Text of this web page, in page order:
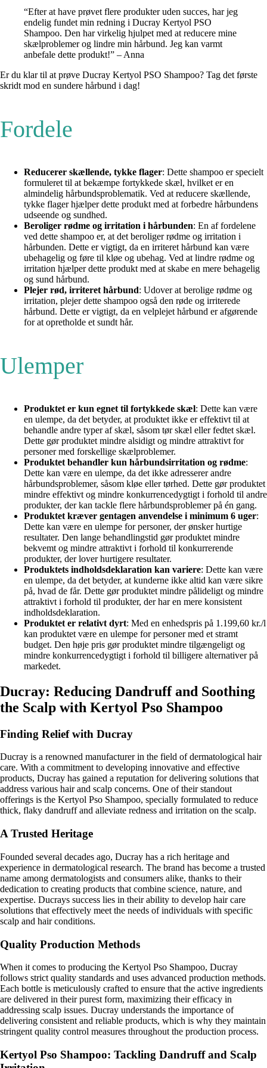
“Efter at have prøvet flere produkter uden succes, har jeg
endelig fundet min redning i Ducray Kertyol PSO
Shampoo. Den har virkelig hjulpet med at reducere mine
skælproblemer og lindre min hårbund. Jeg kan varmt
anbefale dette produkt!” – Anna
Er du klar til at prøve Ducray Kertyol PSO Shampoo? Tag det første
skridt mod en sundere hårbund i dag!
Fordele
Reducerer skællende, tykke flager: Dette shampoo er specielt
formuleret til at bekæmpe fortykkede skæl, hvilket er en
almindelig hårbundsproblematik. Ved at reducere skællende,
tykke flager hjælper dette produkt med at forbedre hårbundens
udseende og sundhed.
Beroliger rødme og irritation i hårbunden: En af fordelene
ved dette shampoo er, at det beroliger rødme og irritation i
hårbunden. Dette er vigtigt, da en irriteret hårbund kan være
ubehagelig og føre til kløe og ubehag. Ved at lindre rødme og
irritation hjælper dette produkt med at skabe en mere behagelig
og sund hårbund.
Plejer rød, irriteret hårbund: Udover at berolige rødme og
irritation, plejer dette shampoo også den røde og irriterede
hårbund. Dette er vigtigt, da en velplejet hårbund er afgørende
for at opretholde et sundt hår.
Ulemper
Produktet er kun egnet til fortykkede skæl: Dette kan være
en ulempe, da det betyder, at produktet ikke er effektivt til at
behandle andre typer af skæl, såsom tør skæl eller fedtet skæl.
Dette gør produktet mindre alsidigt og mindre attraktivt for
personer med forskellige skælproblemer.
Produktet behandler kun hårbundsirritation og rødme:
Dette kan være en ulempe, da det ikke adresserer andre
hårbundsproblemer, såsom kløe eller tørhed. Dette gør produktet
mindre effektivt og mindre konkurrencedygtigt i forhold til andre
produkter, der kan tackle flere hårbundsproblemer på én gang.
Produktet kræver gentagen anvendelse i minimum 6 uger:
Dette kan være en ulempe for personer, der ønsker hurtige
resultater. Den lange behandlingstid gør produktet mindre
bekvemt og mindre attraktivt i forhold til konkurrerende
produkter, der lover hurtigere resultater.
Produktets indholdsdeklaration kan variere: Dette kan være
en ulempe, da det betyder, at kunderne ikke altid kan være sikre
på, hvad de får. Dette gør produktet mindre pålideligt og mindre
attraktivt i forhold til produkter, der har en mere konsistent
indholdsdeklaration.
Produktet er relativt dyrt: Med en enhedspris på 1.199,60 kr./l
kan produktet være en ulempe for personer med et stramt
budget. Den høje pris gør produktet mindre tilgængeligt og
mindre konkurrencedygtigt i forhold til billigere alternativer på
markedet.
Ducray: Reducing Dandruff and Soothing
the Scalp with Kertyol Pso Shampoo
Finding Relief with Ducray
Ducray is a renowned manufacturer in the field of dermatological hair
care. With a commitment to developing innovative and effective
products, Ducray has gained a reputation for delivering solutions that
address various hair and scalp concerns. One of their standout
offerings is the Kertyol Pso Shampoo, specially formulated to reduce
thick, flaky dandruff and alleviate redness and irritation on the scalp.
A Trusted Heritage
Founded several decades ago, Ducray has a rich heritage and
experience in dermatological research. The brand has become a trusted
name among dermatologists and consumers alike, thanks to their
dedication to creating products that combine science, nature, and
expertise. Ducrays success lies in their ability to develop hair care
solutions that effectively meet the needs of individuals with specific
scalp and hair conditions.
Quality Production Methods
When it comes to producing the Kertyol Pso Shampoo, Ducray
follows strict quality standards and uses advanced production methods.
Each bottle is meticulously crafted to ensure that the active ingredients
are delivered in their purest form, maximizing their efficacy in
addressing scalp issues. Ducray understands the importance of
delivering consistent and reliable products, which is why they maintain
stringent quality control measures throughout the production process.
Kertyol Pso Shampoo: Tackling Dandruff and Scalp